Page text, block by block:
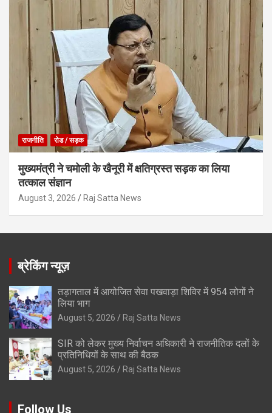
राजनीति रोड / सड़क
मुख्यमंत्री ने चमोली के खैनूरी में क्षतिग्रस्त सड़क का लिया
तत्काल संज्ञान
August 3, 2026 Raj Satta News
ब्रेकिंग न्यूज़
तड़ागताल में आयोजित सेवा पखवाड़ा शिविर में 954 लोगों ने
लिया भाग
August 5, 2026 Raj Satta News
SIR को लेकर मुख्य निर्वाचन अधिकारी ने राजनीतिक दलों के
प्रतिनिधियों के साथ की बैठक
August 5, 2026 Raj Satta News
Follow Us